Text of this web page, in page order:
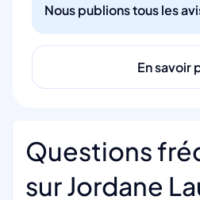
Nous publions tous les
En savoir
Questions
sur Jordane